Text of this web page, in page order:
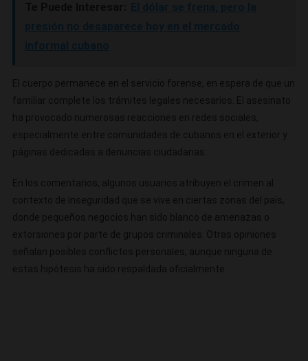
El cuerpo permanece en el servicio forense, en espera de que un
familiar complete los trámites legales necesarios. El asesinato
ha provocado numerosas reacciones en redes sociales,
especialmente entre comunidades de cubanos en el exterior y
páginas dedicadas a denuncias ciudadanas.
En los comentarios, algunos usuarios atribuyen el crimen al
contexto de inseguridad que se vive en ciertas zonas del país,
donde pequeños negocios han sido blanco de amenazas o
extorsiones por parte de grupos criminales. Otras opiniones
señalan posibles conflictos personales, aunque ninguna de
estas hipótesis ha sido respaldada oficialmente.